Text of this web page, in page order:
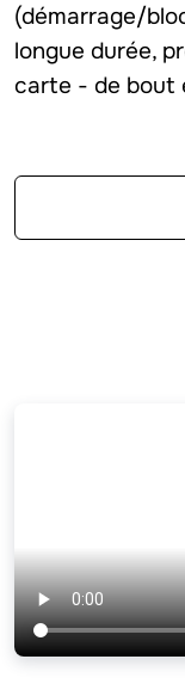
(démarrage/
longue durée,
carte - de bout